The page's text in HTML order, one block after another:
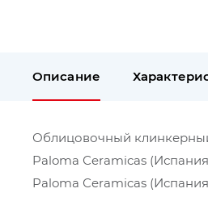
Описание
Облицовочный
Paloma Сeramicas
Paloma Сeramicas